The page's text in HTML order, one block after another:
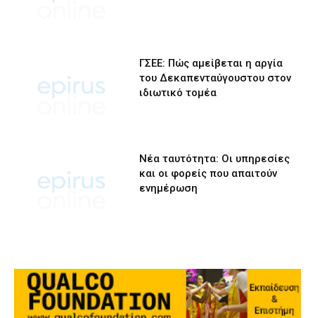
ΓΣΕΕ: Πώς αμείβεται η αργία
του Δεκαπενταύγουστου στον
ιδιωτικό τομέα
Νέα ταυτότητα: Οι υπηρεσίες
και οι φορείς που απαιτούν
ενημέρωση